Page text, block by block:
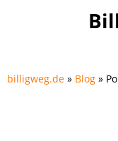
billigweg.de » Blog »